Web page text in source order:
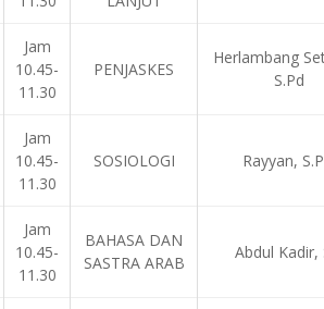
Jam
10.45-
11.30
PENJASKES
Herlambang
S.Pd
Jam
10.45-
11.30
SOSIOLOGI Rayyan,
Jam
10.45-
11.30
BAHASA DAN
SASTRA ARAB
Abdul Kadir,